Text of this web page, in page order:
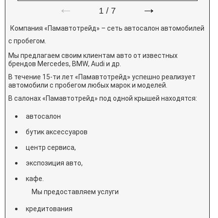
← 1 / 7 →
Компания «Памавтотрейд» – сеть автосалон автомобилей
с пробегом.
Мы предлагаем своим клиентам авто от известных
брендов Mercedes, BMW, Audi и др.
В течение 15-ти лет «Памавтотрейд» успешно реализует
автомобили с пробегом любых марок и моделей.
В салонах «Памавтотрейд» под одной крышей находятся:
автосалон
бутик аксессуаров
центр сервиса,
экспозиция авто,
кафе.
Мы предоставляем услуги
кредитования